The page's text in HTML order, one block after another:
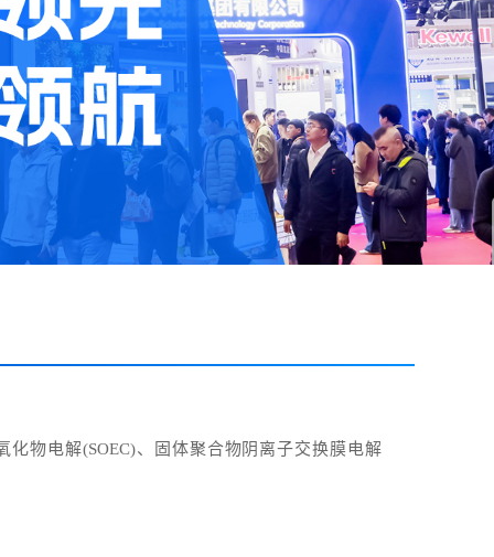
物电解(SOEC)、固体聚合物阴离子交换膜电解